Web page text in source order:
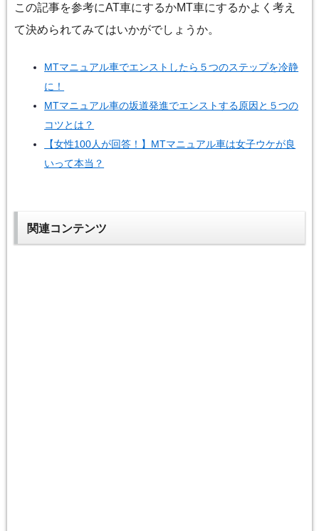
この記事を参考にAT車にするかMT車にするかよく考え
て決められてみてはいかがでしょうか。
MTマニュアル車でエンストしたら５つのステップを冷静
に！
MTマニュアル車の坂道発進でエンストする原因と５つの
コツとは？
【女性100人が回答！】MTマニュアル車は女子ウケが良
いって本当？
関連コンテンツ